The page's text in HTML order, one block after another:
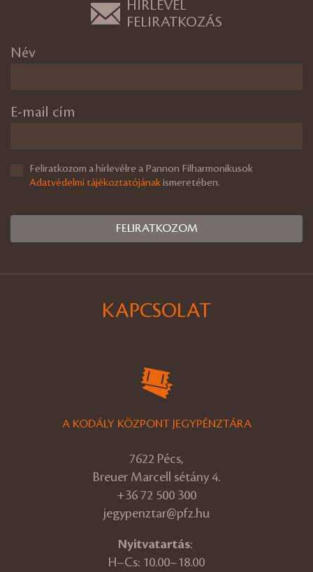
HÍRLEVÉL
FELIRATKOZÁS
Név
E-mail cím
Feliratkozom a hírlevélre a Pannon Filharmonikusok
Adatvédelmi tájékoztatójánakismeretében.
KAPCSOLAT
A KODÁLY KÖZPONT JEGYPÉNZTÁRA
7622 Pécs,
Breuer Marcell sétány 4.
+36 72 500 300
jegypenztar@pfz.hu
Nyitvatartás:
H–Cs: 10.00–18.00